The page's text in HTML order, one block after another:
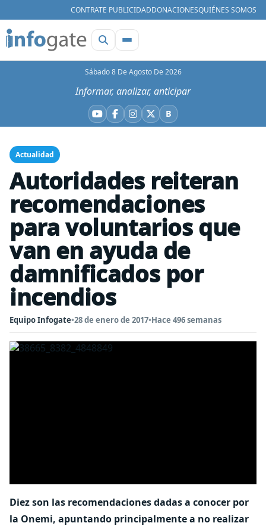
CONTRATE PUBLICIDADDONACIONESQUIÉNES SOMOS
Sábado 8 De Agosto De 2026
Informar, analizar, anticipar
YouTube
Facebook
Instagram
X BBluesky
Actualidad
Autoridades reiteran
recomendaciones
para voluntarios que
van en ayuda de
damnificados por
incendios
Equipo Infogate•28 de enero de 2017•Hace 496 semanas
Diez son las recomendaciones dadas a conocer por
la Onemi, apuntando principalmente a no realizar